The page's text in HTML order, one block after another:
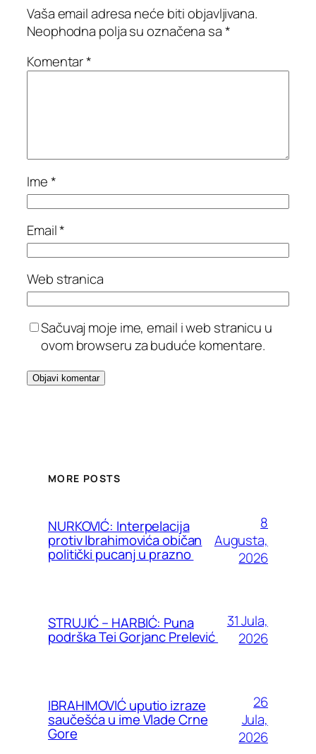
Vaša email adresa neće biti objavljivana.
Neophodna polja su označena sa*
Komentar*
Ime*
Email*
Web stranica
Sačuvaj moje ime, email i web stranicu u
ovom browseru za buduće komentare.
MORE POSTS
NURKOVIĆ: Interpelacija
protiv Ibrahimovića običan
politički pucanj u prazno
8
Augusta,
2026
STRUJIĆ – HARBIĆ: Puna
podrška Tei Gorjanc Prelević
31 Jula,
2026
IBRAHIMOVIĆ uputio izraze
saučešća u ime Vlade Crne
Gore
26
Jula,
2026